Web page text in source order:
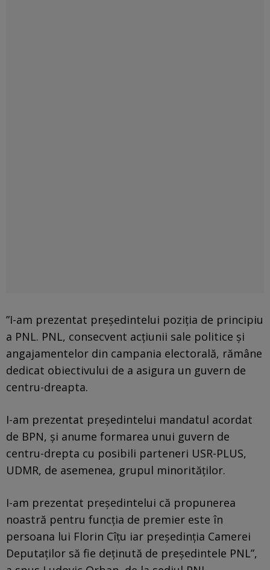
”I-am prezentat președintelui poziția de principiu
a PNL. PNL, consecvent acțiunii sale politice și
angajamentelor din campania electorală, rămâne
dedicat obiectivului de a asigura un guvern de
centru-dreapta.
I-am prezentat președintelui mandatul acordat
de BPN, și anume formarea unui guvern de
centru-drepta cu posibili parteneri USR-PLUS,
UDMR, de asemenea, grupul minorităților.
I-am prezentat președintelui că propunerea
noastră pentru funcția de premier este în
persoana lui Florin Cîțu iar președinția Camerei
Deputaților să fie deținută de președintele PNL”,